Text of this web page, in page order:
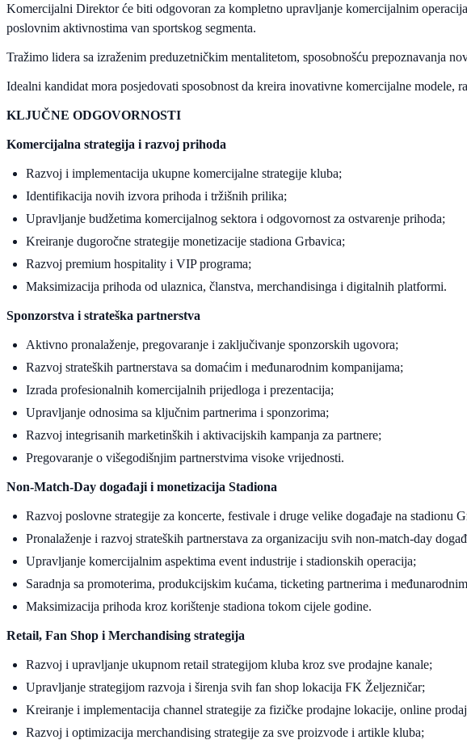
Komercijalni Direktor će biti odgovoran za kompletno upravljanje komercijalnim
poslovnim aktivnostima van sportskog segmenta.
Tražimo lidera sa izraženim preduzetničkim mentalitetom, sposobnošću prepoznavanja
Idealni kandidat mora posjedovati sposobnost da kreira inovativne komercijalne
KLJUČNE ODGOVORNOSTI
Komercijalna strategija i razvoj prihoda
Razvoj i implementacija ukupne komercijalne strategije kluba;
Identifikacija novih izvora prihoda i tržišnih prilika;
Upravljanje budžetima komercijalnog sektora i odgovornost za ostvarenje prihoda;
Kreiranje dugoročne strategije monetizacije stadiona Grbavica;
Razvoj premium hospitality i VIP programa;
Maksimizacija prihoda od ulaznica, članstva, merchandisinga i digitalnih platformi.
Sponzorstva i strateška partnerstva
Aktivno pronalaženje, pregovaranje i zaključivanje sponzorskih ugovora;
Razvoj strateških partnerstava sa domaćim i međunarodnim kompanijama;
Izrada profesionalnih komercijalnih prijedloga i prezentacija;
Upravljanje odnosima sa ključnim partnerima i sponzorima;
Razvoj integrisanih marketinških i aktivacijskih kampanja za partnere;
Pregovaranje o višegodišnjim partnerstvima visoke vrijednosti.
Non-Match-Day događaji i monetizacija Stadiona
Razvoj poslovne strategije za koncerte, festivale i druge velike događaje na stadionu
Pronalaženje i razvoj strateških partnerstava za organizaciju svih non-match-day
Upravljanje komercijalnim aspektima event industrije i stadionskih operacija;
Saradnja sa promoterima, produkcijskim kućama, ticketing partnerima i
Maksimizacija prihoda kroz korištenje stadiona tokom cijele godine.
Retail, Fan Shop i Merchandising strategija
Razvoj i upravljanje ukupnom retail strategijom kluba kroz sve prodajne kanale;
Upravljanje strategijom razvoja i širenja svih fan shop lokacija FK Željezničar;
Kreiranje i implementacija channel strategije za fizičke prodajne lokacije, online
Razvoj i optimizacija merchandising strategije za sve proizvode i artikle kluba;